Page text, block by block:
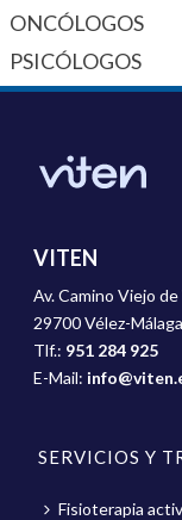
ONCÓLOGOS
PSICÓLOGOS
VITEN
Av. Camino Viejo
29700 Vélez-
Tlf.: 951 284 925
E-Mail:
SERVICIOS Y
Fisioterapia